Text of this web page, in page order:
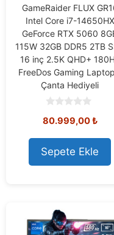
GameRaider FLUX
Intel Core i7-14650HX
GeForce RTX 5060
115W 32GB DDR5 2TB
16 inç 2.5K QHD+
FreeDos Gaming
Çanta Hediyeli
o
t
o
f
5
80.999,00₺
Sepete Ekle